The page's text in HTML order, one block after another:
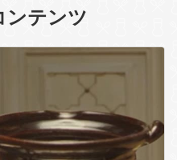
ンテンツ